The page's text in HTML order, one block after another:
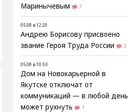
Маринычевым
7
05.08 в 12:29
Андрею Борисову присвоено
звание Героя Труда России
2
05.08 в 10:53
Дом на Новокарьерной в
Якутске отключат от
коммуникаций — в любой день
может рухнуть
1